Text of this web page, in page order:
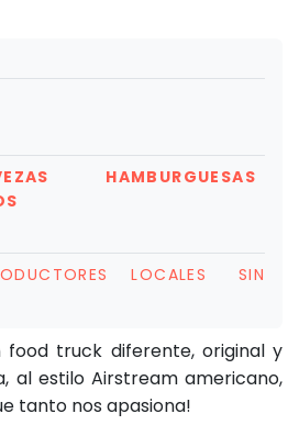
HAMBURGUESAS
LOCALES
SIN
food truck diferente, original y
al estilo Airstream americano,
tanto nos apasiona!